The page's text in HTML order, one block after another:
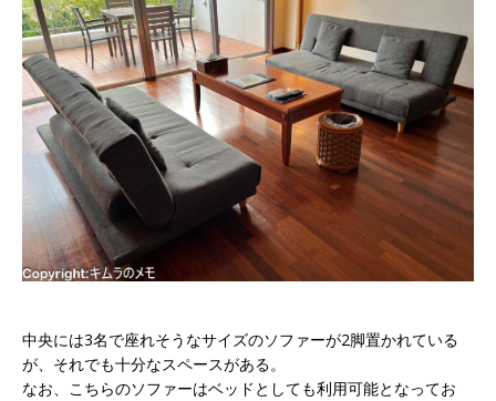
中央には3名で座れそうなサイズのソファーが2脚置かれている
が、それでも十分なスペースがある。
なお、こちらのソファーはベッドとしても利用可能となってお